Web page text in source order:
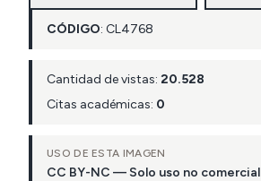
CÓDIGO: CL4768
Cantidad de vistas: 20.528
Citas académicas: 0
USO DE ESTA IMAGEN
CC BY-NC — Solo uso no comercial